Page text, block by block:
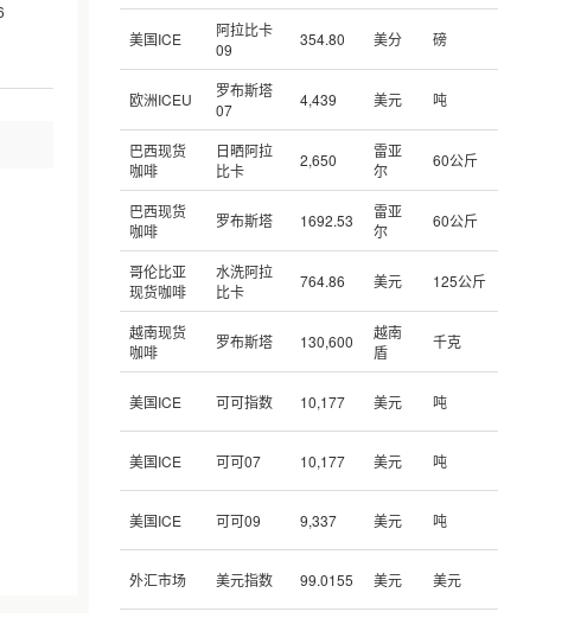
美国ICE
阿拉比卡
09
354.80 美分 磅
欧洲ICEU
罗布斯塔
07
4,439 美元 吨
巴西现货
咖啡
日晒阿拉
比卡
2,650
雷亚
尔
60公斤
巴西现货
咖啡
罗布斯塔 1692.53
雷亚
尔
60公斤
哥伦比亚
现货咖啡
水洗阿拉
比卡
764.86 美元 125公斤
越南现货
咖啡
罗布斯塔 130,600
越南
盾
千克
美国ICE 可可指数 10,177 美元 吨
美国ICE 可可07 10,177 美元 吨
美国ICE 可可09 9,337 美元 吨
外汇市场 美元指数 99.0155 美元 美元